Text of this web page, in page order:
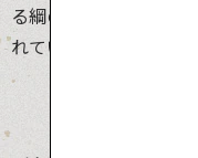
る綱の一部を持ち帰れ
れています。